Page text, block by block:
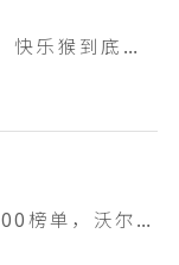
半年狂开32家，快乐猴到底是家什么样的门店
中国超市TOP100榜单，沃尔玛何以越跑越远